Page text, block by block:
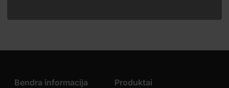
Bendra informacija Produktai